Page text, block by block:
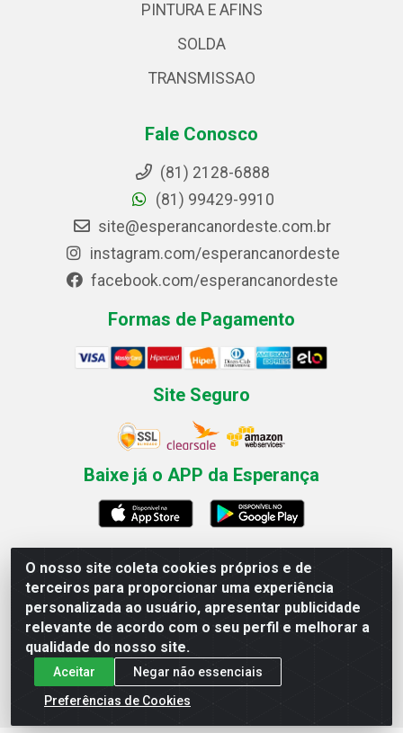
O nosso site coleta cookies próprios e de
terceiros para proporcionar uma experiência
personalizada ao usuário, apresentar publicidade
relevante de acordo com o seu perfil e melhorar a
qualidade do nosso site.
Aceitar
Negar não essenciais
Preferências de Cookies
PINTURA E AFINS
SOLDA
TRANSMISSAO
Fale Conosco
(81) 2128-6888
(81) 99429-9910
site@esperancanordeste.com.br
instagram.com/esperancanordeste
facebook.com/esperancanordeste
Formas de Pagamento
Site Seguro
Baixe já o APP da Esperança
Esperança Nordeste - Rua Professor Caldas Filho, 291 -
Estância - Recife / PE CEP: 50771-335 - CNPJ
03.666.136/0001-23